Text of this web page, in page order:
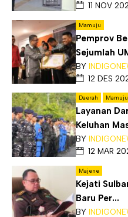
11 NOV
Mamuju
Pemprov
Sejumlah
BY
12 DES
Daerah Mamuju
Layanan
Keluhan
BY
12 MAR
Majene
Kejati
Baru Per...
BY